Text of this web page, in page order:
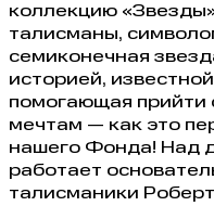
коллекцию
талисманы,
семиконечная
историей,
помогающая прийти
мечтам — как это
нашего Фонда! Над
работает
талисманики